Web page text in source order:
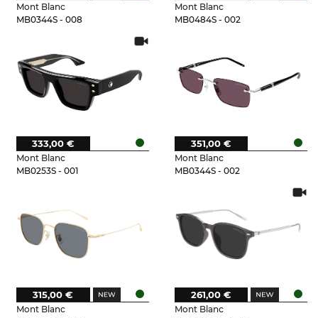
Mont Blanc
MB0344S - 008
Mont Blanc
MB0484S - 002
Mont Blanc
MB0253S - 001
333,00 €
Mont Blanc
MB0344S - 002
351,00 €
Mont Blanc
315,00 €
Mont Blanc
261,00 €